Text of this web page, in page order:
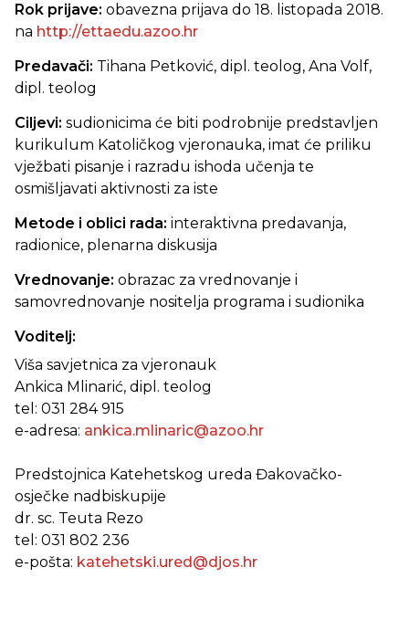
Rok prijave: obavezna prijava do 18. listopada 2018.
na http://ettaedu.azoo.hr
Predavači: Tihana Petković, dipl. teolog, Ana Volf,
dipl. teolog
Ciljevi: sudionicima će biti podrobnije predstavljen
kurikulum Katoličkog vjeronauka, imat će priliku
vježbati pisanje i razradu ishoda učenja te
osmišljavati aktivnosti za iste
Metode i oblici rada: interaktivna predavanja,
radionice, plenarna diskusija
Vrednovanje: obrazac za vrednovanje i
samovrednovanje nositelja programa i sudionika
Voditelj:
Viša savjetnica za vjeronauk
Ankica Mlinarić, dipl. teolog
tel: 031 284 915
e-adresa: ankica.mlinaric@azoo.hr
Predstojnica Katehetskog ureda Đakovačko-
osječke nadbiskupije
dr. sc. Teuta Rezo
tel: 031 802 236
e-pošta: katehetski.ured@djos.hr